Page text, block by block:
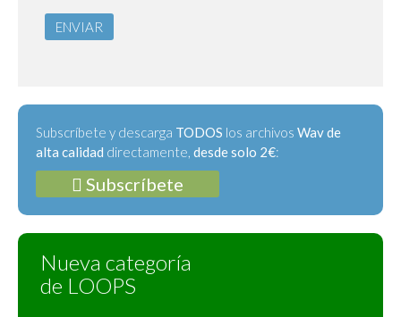
ENVIAR
Subscríbete y descarga TODOS los archivos Wav de
alta calidad directamente, desde solo 2€:
Subscríbete
Nueva categoría
de LOOPS